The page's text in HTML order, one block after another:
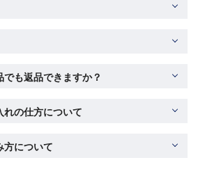
も返品できますか？
れの仕方について
方について